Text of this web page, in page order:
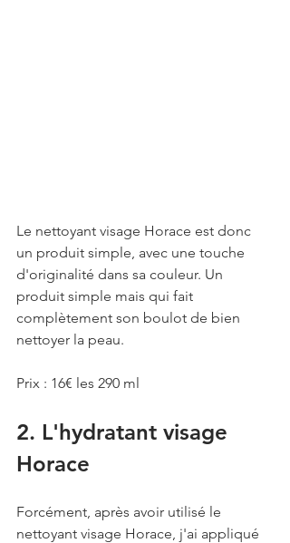
Le nettoyant visage Horace est donc
un produit simple, avec une touche
d'originalité dans sa couleur. Un
produit simple mais qui fait
complètement son boulot de bien
nettoyer la peau.
Prix : 16€ les 290 ml
2. L'hydratant visage
Horace
Forcément, après avoir utilisé le
nettoyant visage Horace, j'ai appliqué